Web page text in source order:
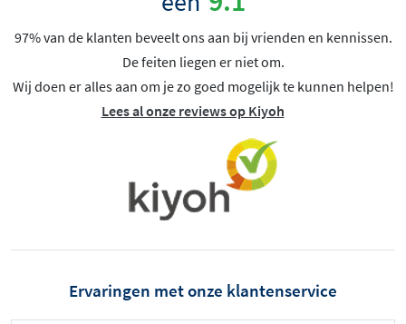
97% van de klanten beveelt ons aan bij vrienden en kennissen.
De feiten liegen er niet om.
Wij doen er alles aan om je zo goed mogelijk te kunnen helpen!
Lees al onze reviews op Kiyoh
Ervaringen met onze klantenservice